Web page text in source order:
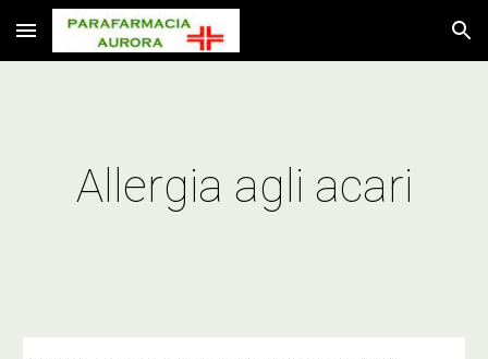
Skip to main content Skip to navigation
Allergia agli acari